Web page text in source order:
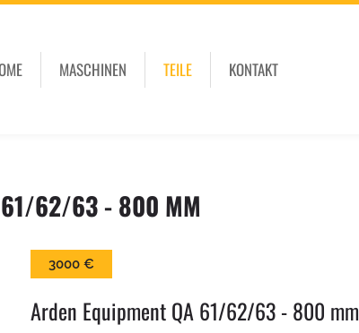
MASCHINEN TEILE KONTAKT
61/62/63 - 800 MM
3000 €
Arden Equipment QA 61/62/63 - 800 mm